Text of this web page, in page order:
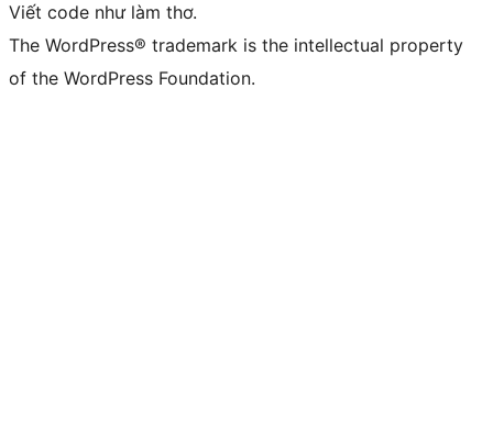
Viết code như làm thơ.
The WordPress® trademark is the intellectual property
of the WordPress Foundation.